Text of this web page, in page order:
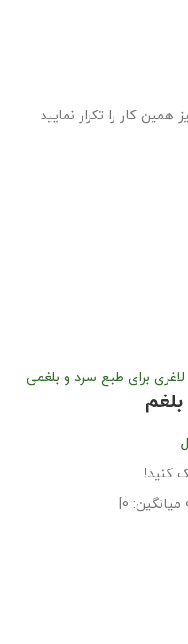
کار را تکرار نمایید
کنید!
میانگین: 0
]